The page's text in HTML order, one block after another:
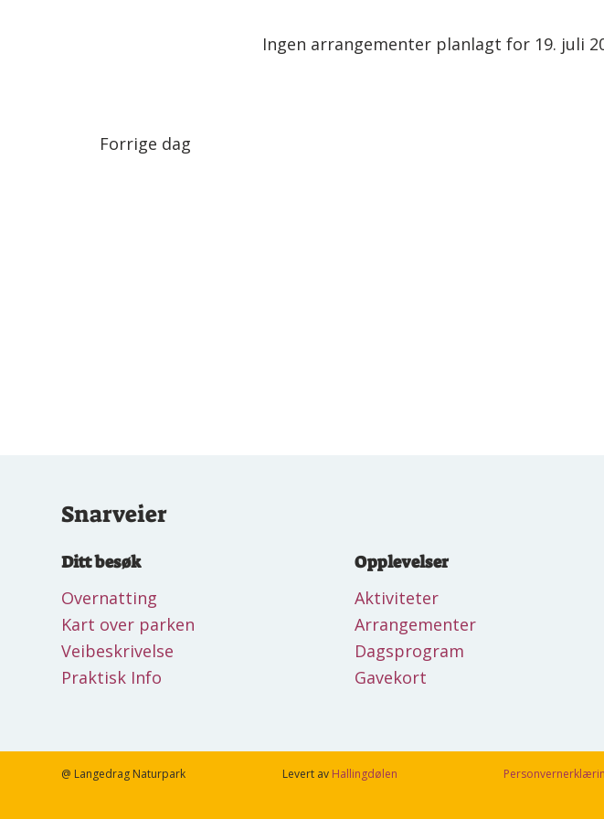
Ingen arrangementer planlagt for 19. juli
Forrige dag
Snarveier
Ditt besøk
Overnatting
Kart over parken
Veibeskrivelse
Praktisk Info
Opplevelser
Aktiviteter
Arrangementer
Dagsprogram
Gavekort
@ Langedrag Naturpark Levert av Hallingdølen